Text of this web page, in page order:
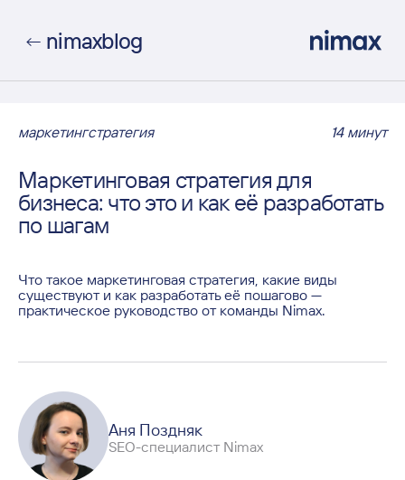
← nimaxblog
маркетингстратегия 14минут
Маркетинговая стратегия для
бизнеса: что это и как её разработать
по шагам
Что такое маркетинговая стратегия, какие виды
существуют и как разработать её пошагово —
практическое руководство от команды Nimax.
Аня Поздняк
SEO-специалист Nimax